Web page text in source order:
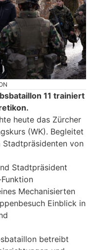
11 trainiert
heute das Zürcher
(WK). Begleitet
von
Stadtpräsident
Mechanisierten
Einblick in
betreibt